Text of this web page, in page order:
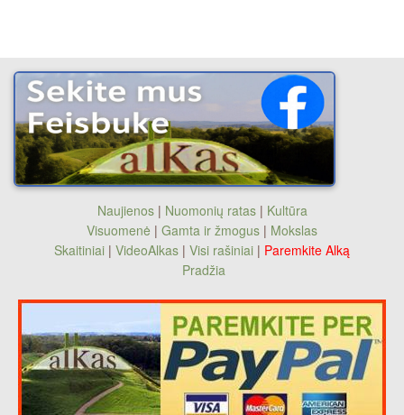
Naujienos| Nuomonių ratas| Kultūra
Visuomenė | Gamta ir žmogus | Mokslas
Skaitiniai | VideoAlkas | Visi rašiniai | Paremkite Alką
Pradžia